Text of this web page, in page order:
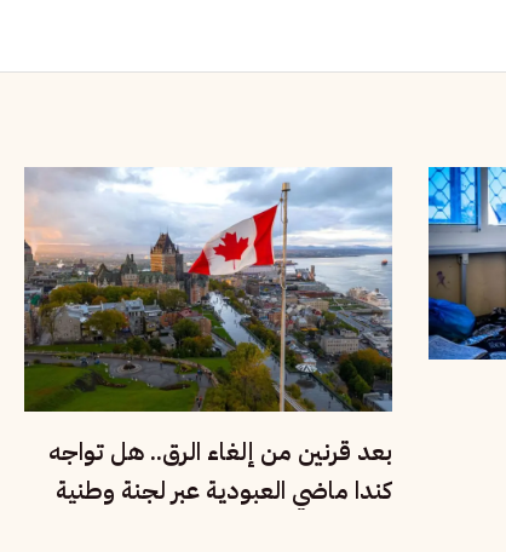
بعد قرنين من إلغاء الرق.. هل تواجه
كندا ماضي العبودية عبر لجنة وطنية